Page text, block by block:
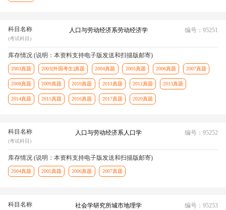
科目名称
(考试科目)
人口与劳动经济系劳动经济学 编号：95251
库存情况 (说明：本资料支持电子版发送和扫描版邮寄)
2003真题 2003[外国考生]真题 2004真题 2005真题 2006真题 2007真题
2008真题 2009真题 2010真题 2011真题 2012真题 2013真题
2014真题 2015真题 2016真题 2017真题 2020真题
科目名称
(考试科目)
人口与劳动经济系人口学 编号：95252
库存情况 (说明：本资料支持电子版发送和扫描版邮寄)
2004真题 2005真题 2006真题 2007真题
科目名称 社会学研究所城市地理学 编号：95253